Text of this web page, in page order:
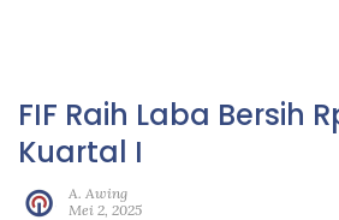
FIF Raih Laba Bersih
Kuartal I
A. Awing
Mei 2, 2025